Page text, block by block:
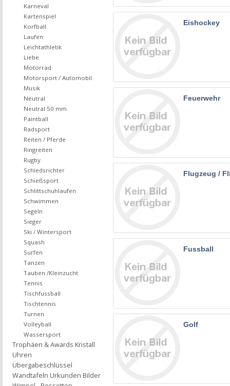
Eishockey
Feuerwehr
Flugzeug /
Fussball
Golf
Karneval
Kartenspiel
Korfball
Laufen
Leichtathletik
Liebe
Motorrad
Motorsport / Automobil
Musik
Neutral
Neutral 50 mm
Paintball
Radsport
Reiten / Pferde
Ringreiten
Rugby
Schiedsrichter
Schießsport
Schlittschuhlaufen
Schwimmen
Segeln
Sieger
Ski / Wintersport
Squash
Surfen
Tanzen
Tauben /Kleinzucht
Tennis
Tischfussball
Tischtennis
Turnen
Volleyball
Wassersport
Trophäen & Awards Kristall
Uhren
Übergabeschlüssel
Wandtafeln Urkunden Bilder